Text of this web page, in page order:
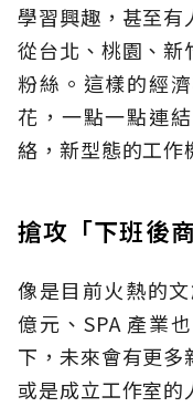
學習興趣，甚至有
從台北、桃園、新
粉絲。這樣的經
花，一點一點連
絡，新型態的工作
搶攻「下班後商
像是目前火熱的
億元、SPA 產業
下，未來會有更
或是成立工作室